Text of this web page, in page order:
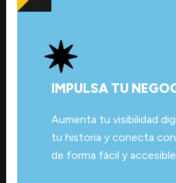
IMPULSA TU
Aumenta tu visibilidad
tu historia y conecta
de forma fácil y